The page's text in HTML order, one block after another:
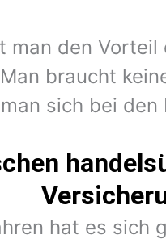
man den
braucht
sich bei
hat es sich